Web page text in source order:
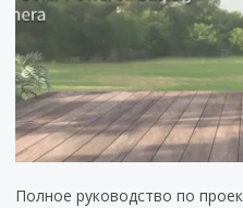
Полное руководство по